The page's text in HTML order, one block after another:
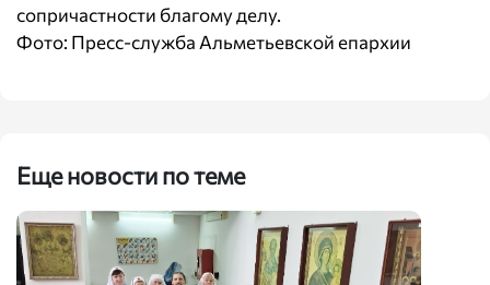
сопричастности благому делу.
Фото: Пресс-служба Альметьевской епархии
Еще новости по теме